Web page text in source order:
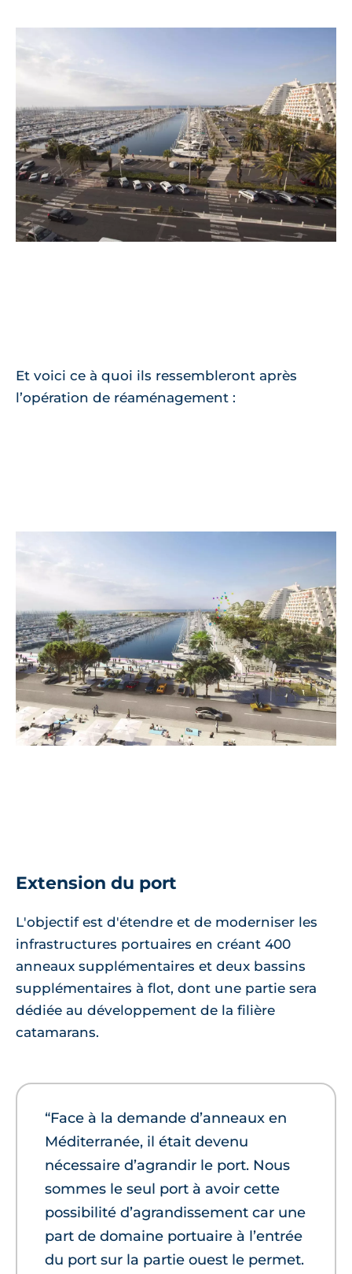
Et voici ce à quoi ils ressembleront après
l’opération de réaménagement :
Extension du port
L'objectif est d'étendre et de moderniser les
infrastructures portuaires en créant 400
anneaux supplémentaires et deux bassins
supplémentaires à flot, dont une partie sera
dédiée au développement de la filière
catamarans.
“Face à la demande d’anneaux en
Méditerranée, il était devenu
nécessaire d’agrandir le port. Nous
sommes le seul port à avoir cette
possibilité d’agrandissement car une
part de domaine portuaire à l’entrée
du port sur la partie ouest le permet.